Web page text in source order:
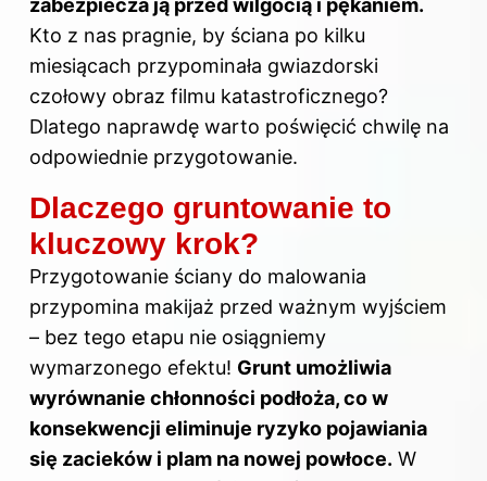
zabezpiecza ją przed wilgocią i pękaniem.
Kto z nas pragnie, by ściana po kilku
miesiącach przypominała gwiazdorski
czołowy obraz filmu katastroficznego?
Dlatego naprawdę warto poświęcić chwilę na
odpowiednie przygotowanie.
Dlaczego gruntowanie to
kluczowy krok?
Przygotowanie ściany do malowania
przypomina makijaż przed ważnym wyjściem
– bez tego etapu nie osiągniemy
wymarzonego efektu! Grunt umożliwia
wyrównanie chłonności podłoża, co w
konsekwencji eliminuje ryzyko pojawiania
się zacieków i plam na nowej powłoce. W